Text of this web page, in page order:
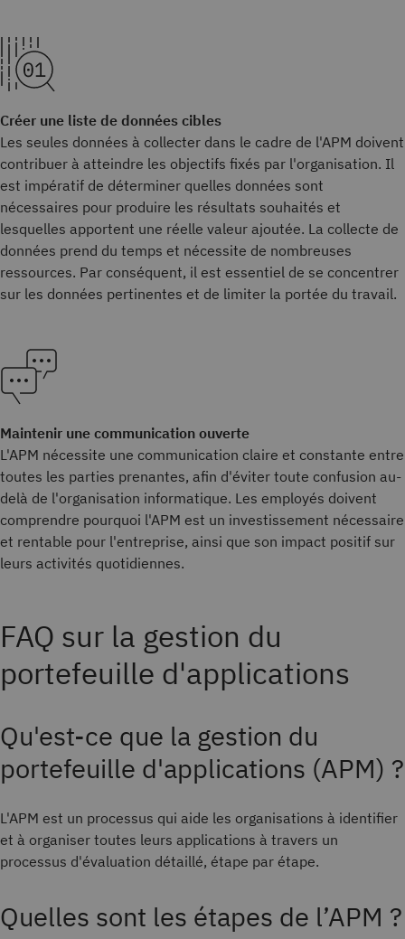
Créer une liste de données cibles
Les seules données à collecter dans le cadre de l'APM doivent
contribuer à atteindre les objectifs fixés par l'organisation. Il
est impératif de déterminer quelles données sont
nécessaires pour produire les résultats souhaités et
lesquelles apportent une réelle valeur ajoutée. La collecte de
données prend du temps et nécessite de nombreuses
ressources. Par conséquent, il est essentiel de se concentrer
sur les données pertinentes et de limiter la portée du travail.
Maintenir une communication ouverte
L'APM nécessite une communication claire et constante entre
toutes les parties prenantes, afin d'éviter toute confusion au-
delà de l'organisation informatique. Les employés doivent
comprendre pourquoi l'APM est un investissement nécessaire
et rentable pour l'entreprise, ainsi que son impact positif sur
leurs activités quotidiennes.
FAQ sur la gestion du
portefeuille d'applications
Qu'est-ce que la gestion du
portefeuille d'applications (APM) ?
L'APM est un processus qui aide les organisations à identifier
et à organiser toutes leurs applications à travers un
processus d'évaluation détaillé, étape par étape.
Quelles sont les étapes de l’APM ?